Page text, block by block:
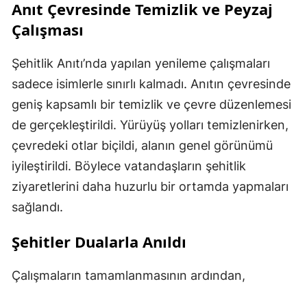
Anıt Çevresinde Temizlik ve Peyzaj
Çalışması
Şehitlik Anıtı’nda yapılan yenileme çalışmaları
sadece isimlerle sınırlı kalmadı. Anıtın çevresinde
geniş kapsamlı bir temizlik ve çevre düzenlemesi
de gerçekleştirildi. Yürüyüş yolları temizlenirken,
çevredeki otlar biçildi, alanın genel görünümü
iyileştirildi. Böylece vatandaşların şehitlik
ziyaretlerini daha huzurlu bir ortamda yapmaları
sağlandı.
Şehitler Dualarla Anıldı
Çalışmaların tamamlanmasının ardından,